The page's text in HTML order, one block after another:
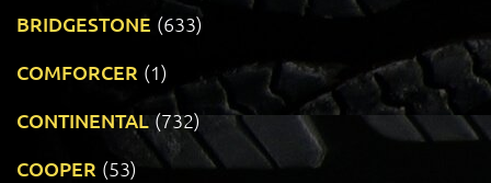
BRIDGESTONE (633)
COMFORCER (1)
CONTINENTAL (732)
COOPER (53)